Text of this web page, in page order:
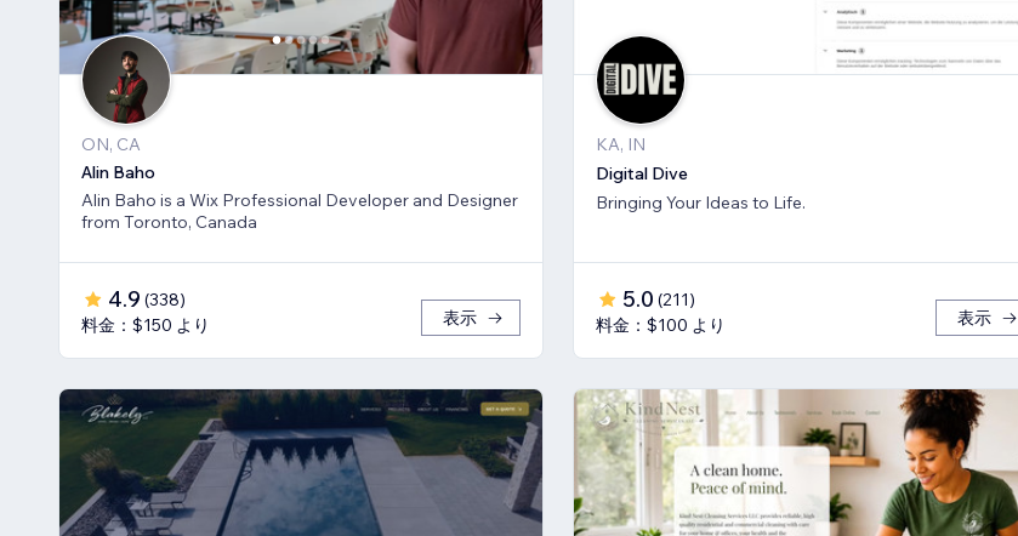
ON, CA
Alin Baho
Alin Baho is a Wix Professional Developer and Designer
from Toronto, Canada
4.9 (338)
料金：$150 より
表示
KA, IN
Digital Dive
Bringing Your Ideas to Life.
5.0 (211)
料金：$100 より
表示